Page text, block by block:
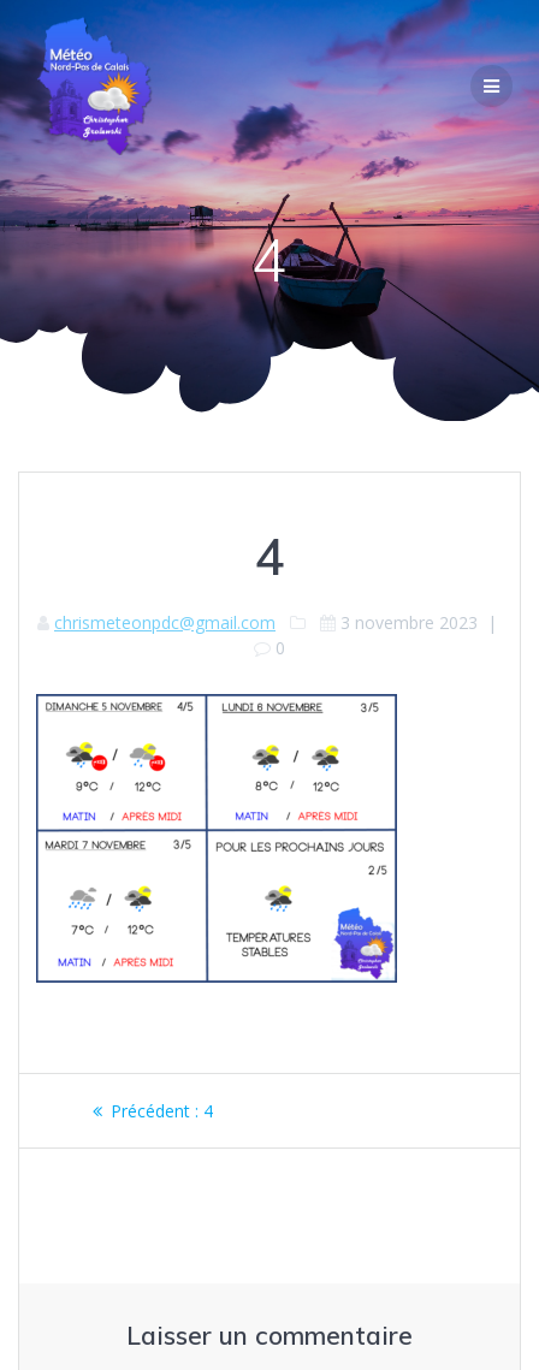
Passer
au
contenu
4
4
chrismeteonpdc@gmail.com 3 novembre 2023 |
0
Navigation
de
Précédent : Article
4
Laisser un commentaire